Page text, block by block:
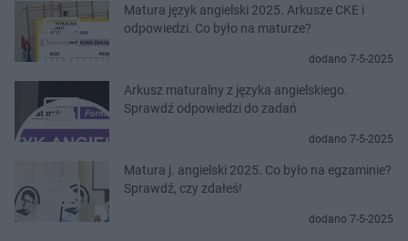
Matura język angielski 2025. Arkusze CKE i
odpowiedzi. Co było na maturze?
dodano 7-5-2025
Arkusz maturalny z języka angielskiego.
Sprawdź odpowiedzi do zadań
dodano 7-5-2025
Matura j. angielski 2025. Co było na egzaminie?
Sprawdź, czy zdałeś!
dodano 7-5-2025